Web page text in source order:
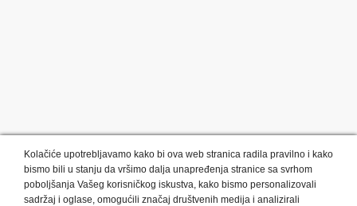
Kolačiće upotrebljavamo kako bi ova web stranica radila pravilno i kako
bismo bili u stanju da vršimo dalja unapređenja stranice sa svrhom
poboljšanja Vašeg korisničkog iskustva, kako bismo personalizovali
sadržaj i oglase, omogućili značaj društvenih medija i analizirali